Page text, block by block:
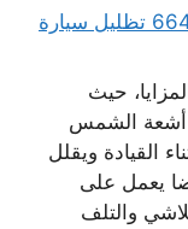
تظليل سيارات متنقل الكويت 66400552 تظليل سيارة
حيث
أشعة الشمس
القيادة ويقلل
يعمل على
والتلف